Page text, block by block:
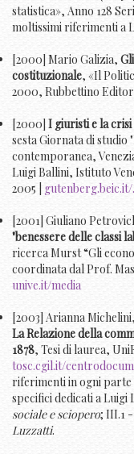
statistica», Anno 128
moltissimi riferimenti a
[2000] Mario Galizia,
costituzionale, «Il
2000, Rubbettino
[2000]I giuristi e la crisi
sesta Giornata di
contemporanea,
Luigi Ballini, Istituto
2005 | gutenberg.beic.it/
[2001] Giuliano
"benessere delle classi
ricerca Murst “Gli
coordinata dal Prof.
unive.it/media
[2003] Arianna Michelini,
La Relazione della
1878, Tesi di laurea,
tosc.cgil.it/
riferimenti in ogni
specifici dedicati a Luigi
sociale e sciopero; III.1 -
Luzzatti.